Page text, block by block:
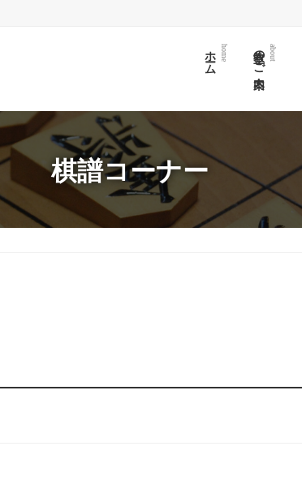
ホーム home 教室のご案内 about
棋譜コーナー